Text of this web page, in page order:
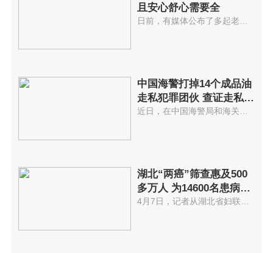
且安心舒心需要全
中国海警打掉14个成品油
走私犯罪团伙 查证走私成
品油累计
湖北“两癌”筛查惠及500
多万人 为14600名患病贫
困妇女每人